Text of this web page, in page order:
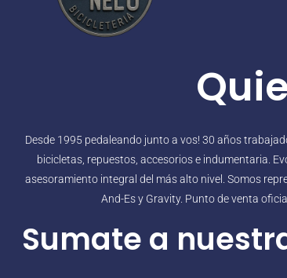
Desde 1995 pedaleando junto a vos! 30 años
bicicletas, repuestos, accesorios e indumentaria.
asesoramiento integral del más alto nivel. Somos
And-Es y Gravity. Punto de venta
Sumate a